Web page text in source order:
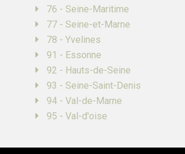
76 - Seine-Maritime
77 - Seine-et-Marne
78 - Yvelines
91 - Essonne
92 - Hauts-de-Seine
93 - Seine-Saint-Denis
94 - Val-de-Marne
95 - Val-d'oise